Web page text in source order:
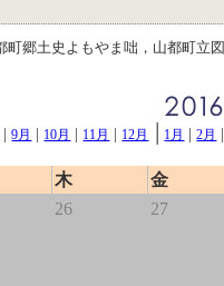
町郷土史よもやま咄，山都町立
|9月 | 10月 | 11月 | 12月 | 1月 |2月
木 金
26 27